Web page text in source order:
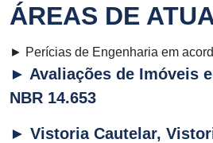
ÁREAS DE
► Perícias de Engenharia em
► Avaliações de Imóveis
NBR 14.653
► Vistoria Cautelar,